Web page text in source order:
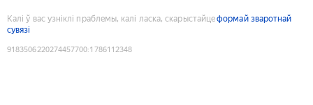
Калі ў вас узніклі праблемы, калі ласка, скарыстайцеформай зваротнай
сувязі
9183506220274457700:1786112348